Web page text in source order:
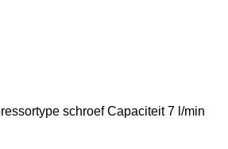
schroef Capaciteit 7 l/min